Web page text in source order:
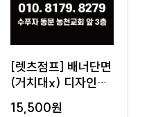
[렛츠점프] 배너단면
(거치대x) 디자인
포함 60*180cm
15,500원